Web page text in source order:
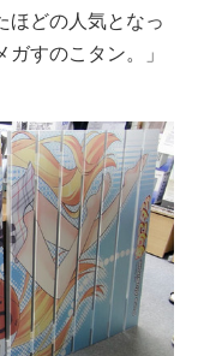
ほどの人気となっ
すのこタン。」